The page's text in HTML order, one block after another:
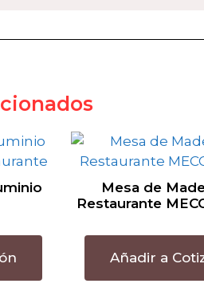
Mesa de
Restaurante
Añadir a